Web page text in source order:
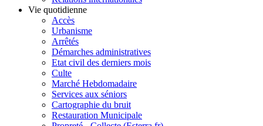
Vie quotidienne
Accès
Urbanisme
Arrêtés
Démarches administratives
Etat civil des derniers mois
Culte
Marché Hebdomadaire
Services aux séniors
Cartographie du bruit
Restauration Municipale